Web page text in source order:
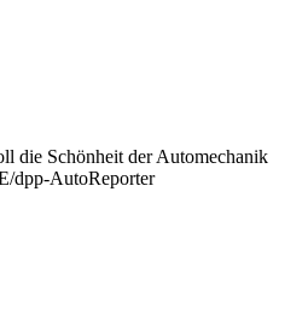
die Schönheit der Automechanik
dpp-AutoReporter